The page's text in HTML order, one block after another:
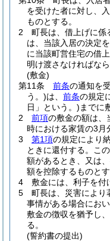
を受けた者に対し、
ものとする。
2
町長は、借上げに係
は、当該入居の決定
に当該町営住宅の借
明け渡さなければな
(敷金)
第11条
前条の通知を
う。)は、 前条の規定
日」という。) までに
2
前項の敷金の額は、
時における家賃の3月
3
第1項の規定により
ときに還付する。
こ
額があるとき、又は
額を控除するものとす
4
敷金には、利子を付
5
町長は、災害により
事情がある場合にお
敷金の徴収を猶予し
る。
(誓約書の提出)